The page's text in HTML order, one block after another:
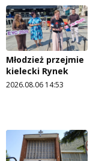
Młodzież przejmie
kielecki Rynek
2026.08.06 14:53